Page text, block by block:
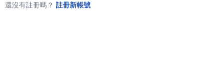
還沒有註冊嗎？ 註冊新帳號